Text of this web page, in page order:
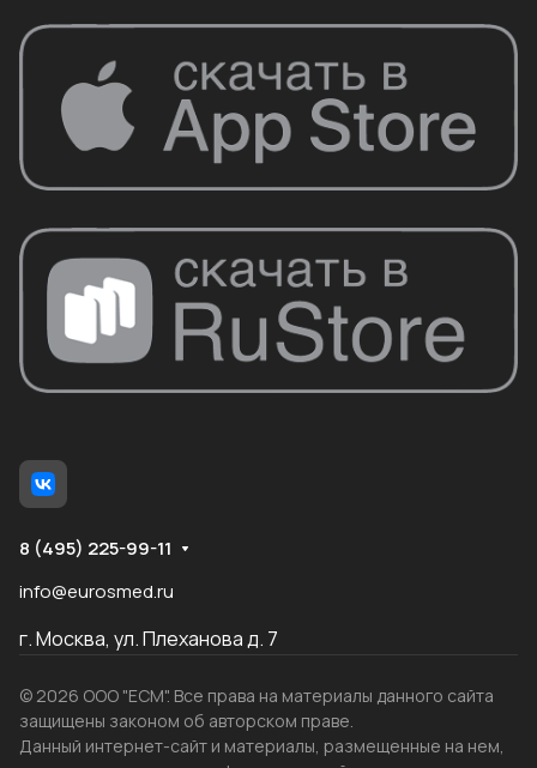
8 (495) 225-99-11
info@eurosmed.ru
г. Москва, ул. Плеханова д. 7
© 2026 ООО "ЕСМ". Все права на материалы данного сайта
защищены законом об авторском праве.
Данный интернет-сайт и материалы, размещенные на нем,